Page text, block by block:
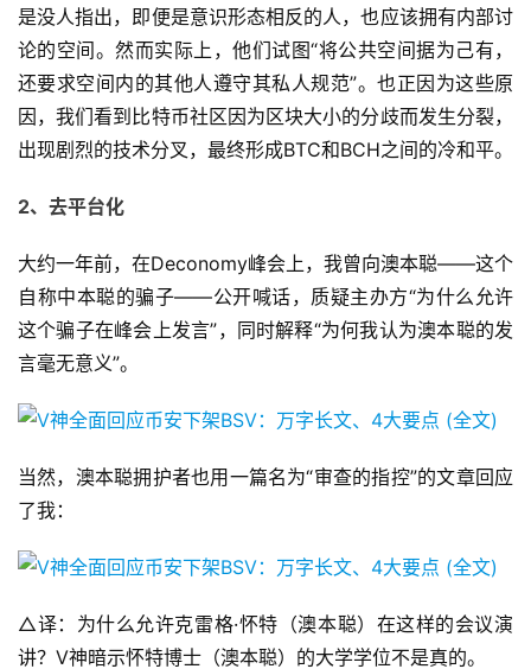
是没人指出，即便是意识形态相反的人，也应该拥有内部讨
论的空间。然而实际上，他们试图“将公共空间据为己有，
还要求空间内的其他人遵守其私人规范”。也正因为这些原
因，我们看到比特币社区因为区块大小的分歧而发生分裂，
出现剧烈的技术分叉，最终形成BTC和BCH之间的冷和平。
2、去平台化
大约一年前，在Deconomy峰会上，我曾向澳本聪——这个
自称中本聪的骗子——公开喊话，质疑主办方“为什么允许
这个骗子在峰会上发言”，同时解释“为何我认为澳本聪的发
言毫无意义”。
当然，澳本聪拥护者也用一篇名为“审查的指控”的文章回应
了我：
△译：为什么允许克雷格·怀特（澳本聪）在这样的会议演
讲？V神暗示怀特博士（澳本聪）的大学学位不是真的。